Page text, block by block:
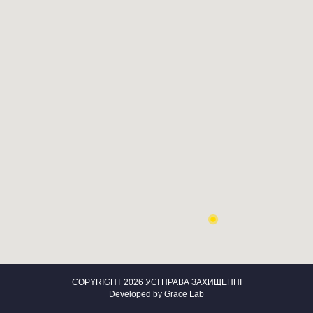
COPYRIGHT 2026 УСІ ПРАВА ЗАХИЩЕННІ
Developed by Grace Lab